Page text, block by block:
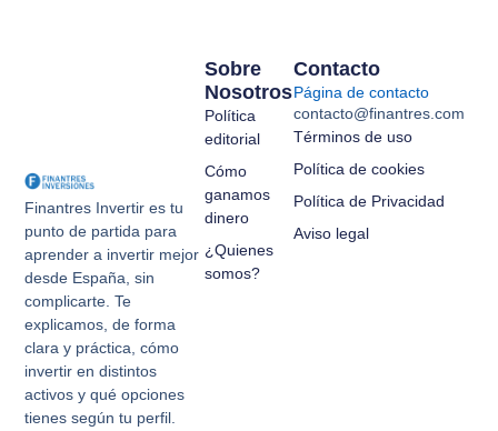
Finantres Invertir es tu
punto de partida para
aprender a invertir mejor
desde España, sin
complicarte. Te
explicamos, de forma
clara y práctica, cómo
invertir en distintos
activos y qué opciones
tienes según tu perfil.
Sobre
Nosotros
Política
editorial
Cómo
ganamos
dinero
¿Quienes
somos?
Contacto
Página de contacto
contacto@finantres.com
Términos de uso
Política de cookies
Política de Privacidad
Aviso legal